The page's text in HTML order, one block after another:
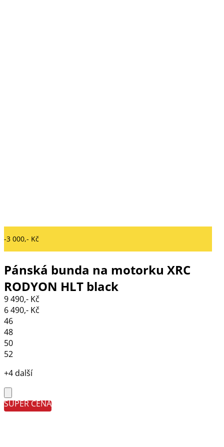
-3 000,- Kč
Pánská bunda na motorku XRC
RODYON HLT black
9 490,- Kč
6 490,- Kč
46
48
50
52
+4 další
SUPER CENA